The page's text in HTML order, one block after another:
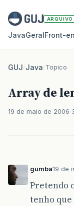
ARQUIVO
JavaGeral
GUJ/Java/Topico
Array de
19 de maio de 2006
gumba19 de
Pretendo
tenho